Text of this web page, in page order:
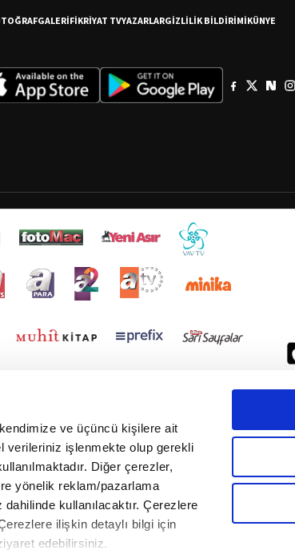
ve üçüncü kişilere ait
verileriniz işlenmekte olup gerekli
Diğer çerezler,
yönelik reklam/pazarlama
dahilinde kullanılacaktır. Çerezlere
ilişkin detaylı bilgi için
edebilirsiniz.
GALERİFİKRİYAT TVYAZARLARGİZLİLİK BİLDİRİMİKÜNYE